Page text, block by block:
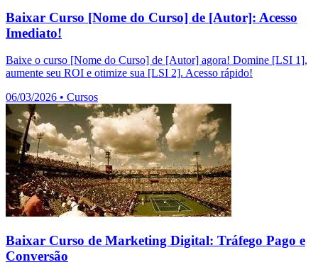
Baixar Curso [Nome do Curso] de [Autor]: Acesso
Imediato!
Baixe o curso [Nome do Curso] de [Autor] agora! Domine [LSI 1],
aumente seu ROI e otimize sua [LSI 2]. Acesso rápido!
06/03/2026 • Cursos
Baixar Curso de Marketing Digital: Tráfego Pago e
Conversão